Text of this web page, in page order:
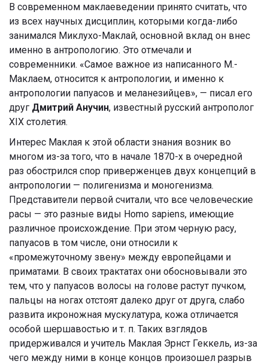
В современном маклаеведении принято считать, что
из всех научных дисциплин, которыми когда-либо
занимался Миклухо-Маклай, основной вклад он внес
именно в антропологию. Это отмечали и
современники. «Самое важное из написанного М.-
Маклаем, относится к антропологии, и именно к
антропологии папуасов и меланезийцев», — писал его
друг Дмитрий Анучин, известный русский антрополог
XIX столетия.
Интерес Маклая к этой области знания возник во
многом из-за того, что в начале 1870-х в очередной
раз обострился спор приверженцев двух концепций в
антропологии — полигенизма и моногенизма.
Представители первой считали, что все человеческие
расы — это разные виды Homo sapiens, имеющие
различное происхождение. При этом черную расу,
папуасов в том числе, они относили к
«промежуточному звену» между европейцами и
приматами. В своих трактатах они обосновывали это
тем, что у папуасов волосы на голове растут пучком,
пальцы на ногах отстоят далеко друг от друга, слабо
развита икроножная мускулатура, кожа отличается
особой шершавостью и т. п. Таких взглядов
придерживался и учитель Маклая Эрнст Геккель, из-за
чего между ними в конце концов произошел разрыв